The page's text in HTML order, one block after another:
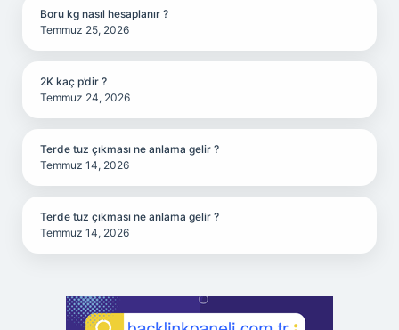
Boru kg nasıl hesaplanır ?
Temmuz 25, 2026
2K kaç p’dir ?
Temmuz 24, 2026
Terde tuz çıkması ne anlama gelir ?
Temmuz 14, 2026
Terde tuz çıkması ne anlama gelir ?
Temmuz 14, 2026